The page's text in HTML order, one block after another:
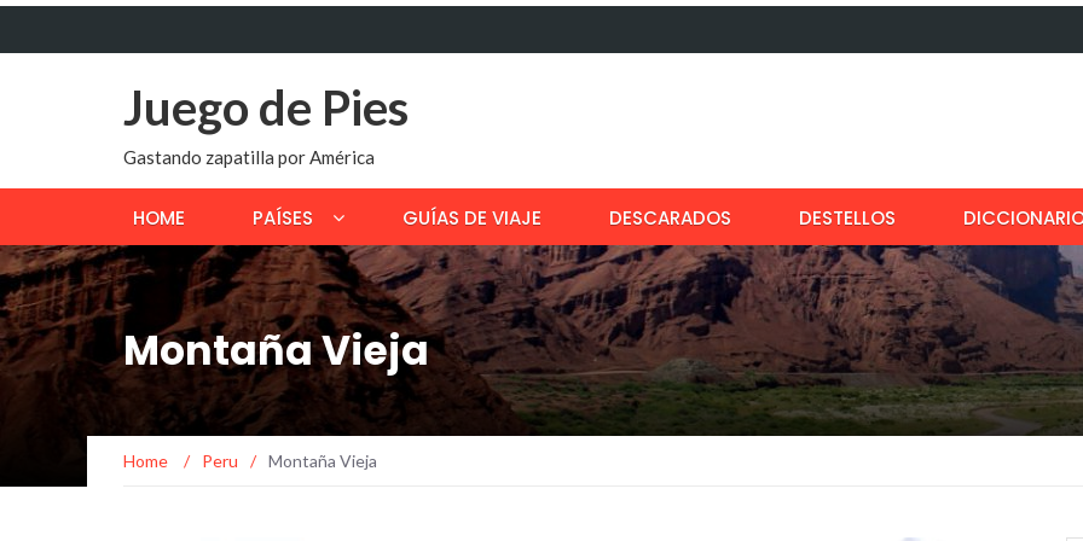
Juego de Pies
Gastando zapatilla por América
HOME PAÍSES GUÍAS DE VIAJE DESCARADOS DESTELLOS
Montaña Vieja
Home / Peru / Montaña Vieja